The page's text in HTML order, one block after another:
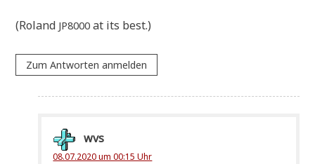
(Roland JP8000 at its best.)
Zum Antworten anmelden
wvs
08.07.2020 um 00:15 Uhr